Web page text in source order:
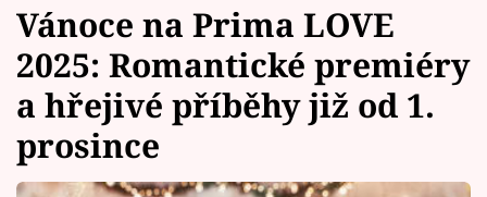
Témata
Celebrity
Vztahy
Vánoce na Prima LOVE
2025: Romantické premiéry
a hřejivé příběhy již od 1.
prosince